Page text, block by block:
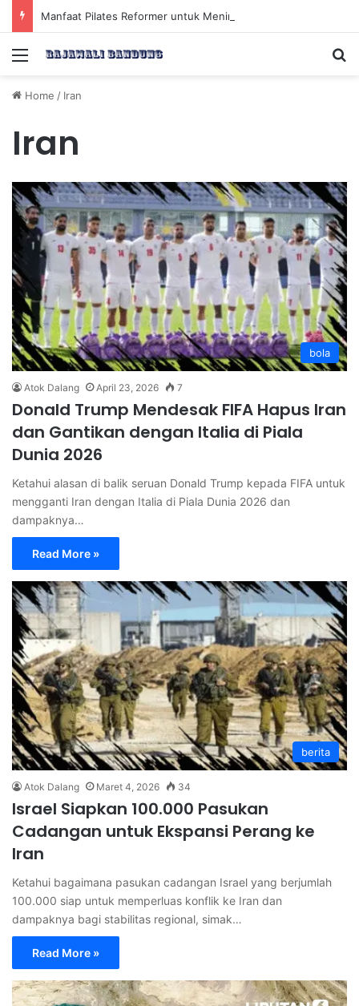
Menu
Home / Iran
Iran
bola
Atok Dalang April 23, 2026 7
Donald Trump Mendesak FIFA Hapus Iran
dan Gantikan dengan Italia di Piala
Dunia 2026
Ketahui alasan di balik seruan Donald Trump kepada FIFA untuk
mengganti Iran dengan Italia di Piala Dunia 2026 dan
dampaknya…
Read More »
berita
Atok Dalang Maret 4, 2026 34
Israel Siapkan 100.000 Pasukan
Cadangan untuk Ekspansi Perang ke
Iran
Ketahui bagaimana pasukan cadangan Israel yang berjumlah
100.000 siap untuk memperluas konflik ke Iran dan
dampaknya bagi stabilitas regional, simak…
Read More »